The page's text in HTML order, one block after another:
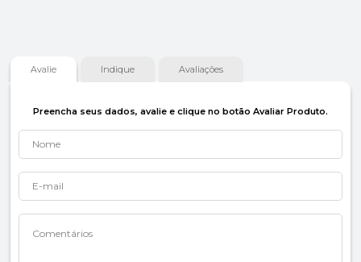
Avalie Indique Avaliações
Preencha seus dados, avalie e clique no botão Avaliar Produto.